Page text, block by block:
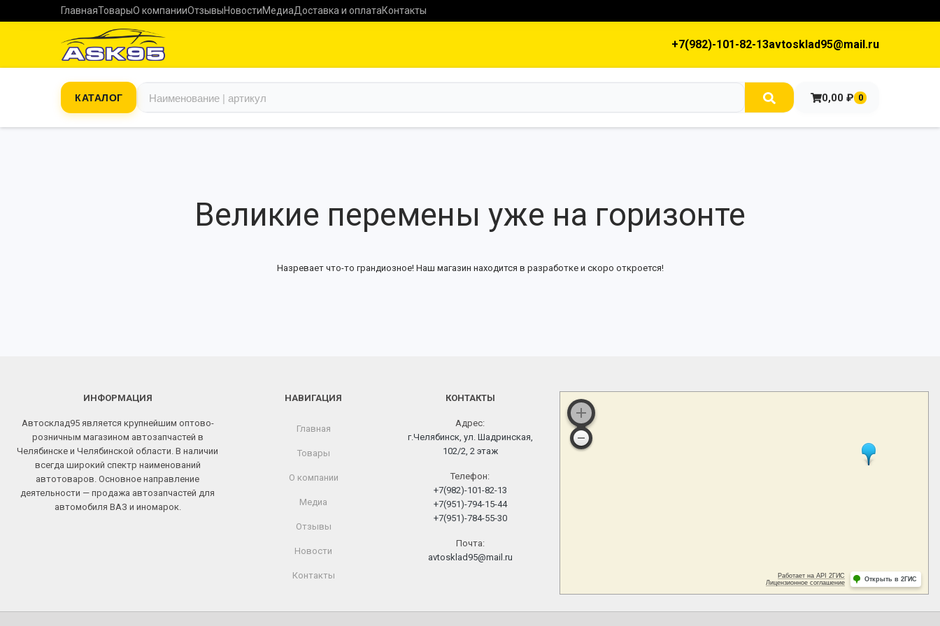
ГлавнаяТоварыО компанииОтзывыНовостиМедиаДоставка и оплатаКонтакты
+7(982)-101-82-13avtosklad95@mail.ru
КАТАЛОГ 0,00 ₽ 0
Великие перемены уже на горизонте
Назревает что-то грандиозное! Наш магазин находится в разработке и скоро откроется!
ИНФОРМАЦИЯ
Автосклад95 является крупнейшим оптово-
розничным магазином автозапчастей в
Челябинске и Челябинской области. В наличии
всегда широкий спектр наименований
автотоваров. Основное направление
деятельности — продажа автозапчастей для
автомобиля ВАЗ и иномарок.
НАВИГАЦИЯ
Главная
Товары
О компании
Медиа
Отзывы
Новости
Контакты
КОНТАКТЫ
Адрес:
г.Челябинск, ул. Шадринская,
102/2, 2 этаж
Телефон:
+7(982)-101-82-13
+7(951)-794-15-44
+7(951)-784-55-30
Почта:
avtosklad95@mail.ru